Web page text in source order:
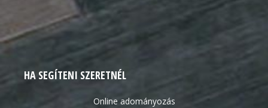
HA SEGÍTENI SZERETNÉL
Online adományozás